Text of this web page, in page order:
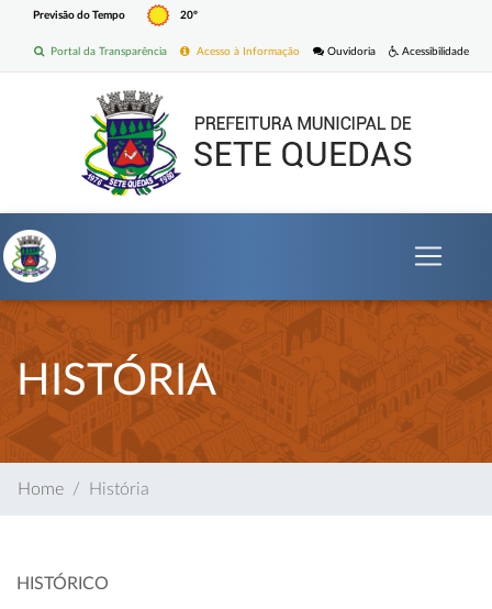
Previsão do Tempo 20º
Acessibilidade
Ouvidoria
Acesso à Informação
Portal da Transparência
HISTÓRIA
Home História
HISTÓRICO